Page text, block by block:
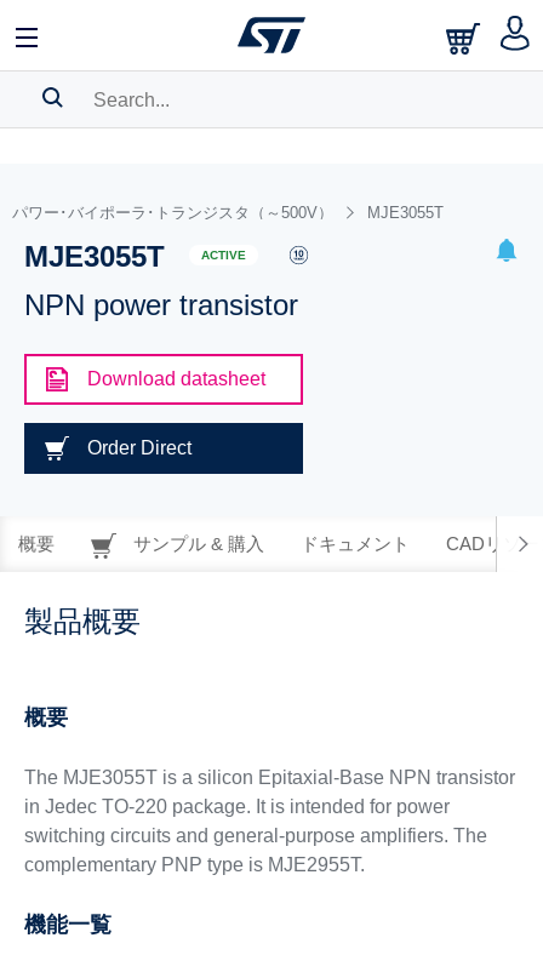
BOOKMARK
Pleaselog into show your saved searches.
パワー･バイポーラ･トランジスタ（～500V） MJE3055T
MJE3055T ACTIVE
NPN power transistor
Download datasheet
Order Direct
概要 サンプル & 購入 ドキュメント CADリソー
製品概要
概要
The MJE3055T is a silicon Epitaxial-Base NPN transistor
in Jedec TO-220 package. It is intended for power
switching circuits and general-purpose amplifiers. The
complementary PNP type is MJE2955T.
機能一覧